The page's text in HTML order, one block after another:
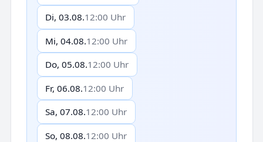
Di, 03.08.12:00 Uhr
Mi, 04.08.12:00 Uhr
Do, 05.08.12:00 Uhr
Fr, 06.08.12:00 Uhr
Sa, 07.08.12:00 Uhr
So, 08.08.12:00 Uhr